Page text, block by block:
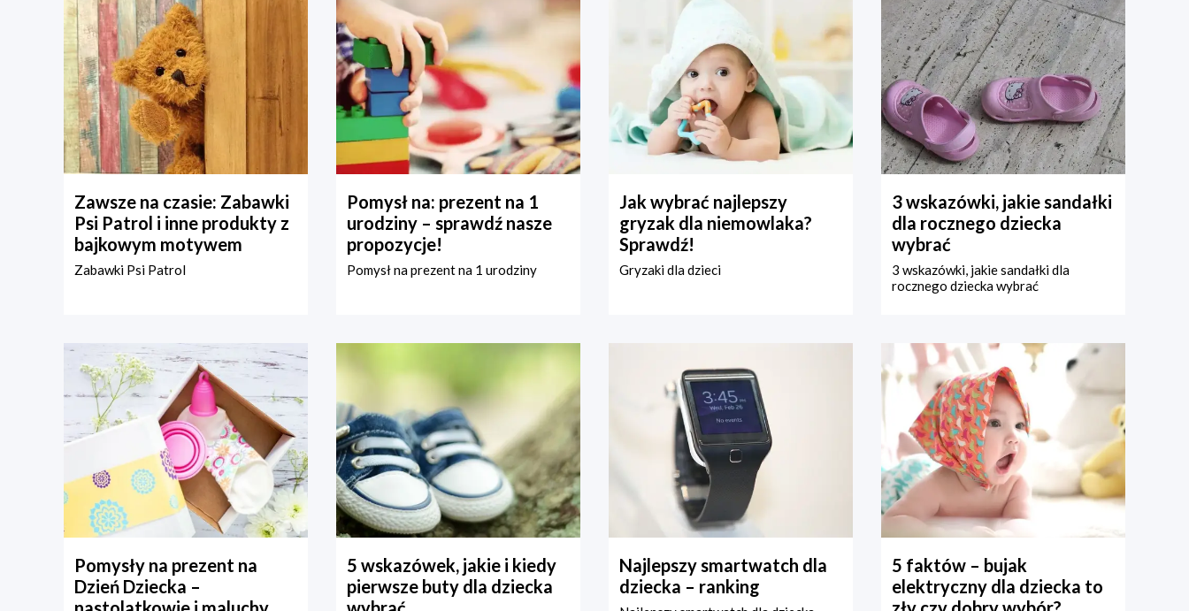
Zawsze na czasie: Zabawki
Psi Patrol i inne produkty z
bajkowym motywem
Zabawki Psi Patrol
Pomysł na: prezent na 1
urodziny – sprawdź nasze
propozycje!
Pomysł na prezent na 1 urodziny
Jak wybrać najlepszy
gryzak dla niemowlaka?
Sprawdź!
Gryzaki dla dzieci
3 wskazówki, jakie sandałki
dla rocznego dziecka
wybrać
3 wskazówki, jakie sandałki dla
rocznego dziecka wybrać
Pomysły na prezent na
Dzień Dziecka –
5 wskazówek, jakie i kiedy
pierwsze buty dla dziecka
Najlepszy smartwatch dla
dziecka – ranking
5 faktów – bujak
elektryczny dla dziecka to